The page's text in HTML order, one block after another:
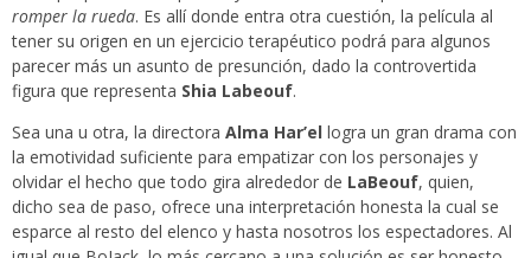
romper la rueda. Es allí donde entra otra cuestión, la película al
tener su origen en un ejercicio terapéutico podrá para algunos
parecer más un asunto de presunción, dado la controvertida
figura que representa Shia Labeouf.
Sea una u otra, la directora Alma Har’el logra un gran drama con
la emotividad suficiente para empatizar con los personajes y
olvidar el hecho que todo gira alrededor de LaBeouf, quien,
dicho sea de paso, ofrece una interpretación honesta la cual se
esparce al resto del elenco y hasta nosotros los espectadores. Al